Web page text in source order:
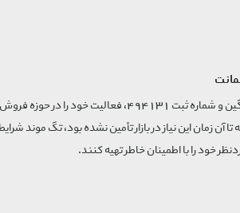
فروشگاه تگ موند از سال 1395 با نام ثبتی گسترش و نوآوری تگین و شماره ثبت
تا آن زمان این نیاز در بازار تأمین نشده بود، تگ موند
خود را با اطمینان خاطر تهیه کنند.